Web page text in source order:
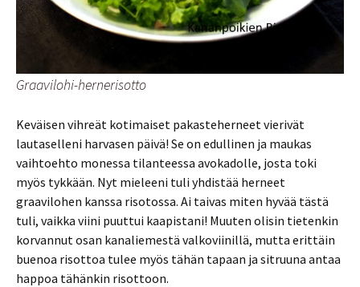
Graavilohi-hernerisotto
Keväisen vihreät kotimaiset pakasteherneet vierivät
lautaselleni harvasen päivä! Se on edullinen ja maukas
vaihtoehto monessa tilanteessa avokadolle, josta toki
myös tykkään. Nyt mieleeni tuli yhdistää herneet
graavilohen kanssa risotossa. Ai taivas miten hyvää tästä
tuli, vaikka viini puuttui kaapistani! Muuten olisin tietenkin
korvannut osan kanaliemestä valkoviinillä, mutta erittäin
buenoa risottoa tulee myös tähän tapaan ja sitruuna antaa
happoa tähänkin risottoon.